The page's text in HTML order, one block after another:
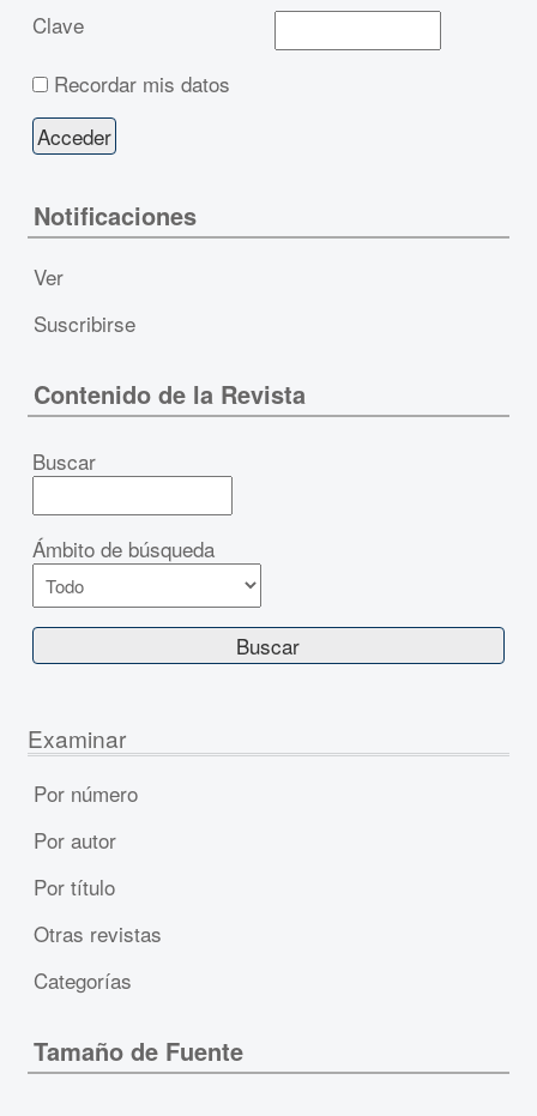
Clave
Recordar mis datos
Notificaciones
Ver
Suscribirse
Contenido de la Revista
Buscar
Ámbito de búsqueda
Examinar
Por número
Por autor
Por título
Otras revistas
Categorías
Tamaño de Fuente